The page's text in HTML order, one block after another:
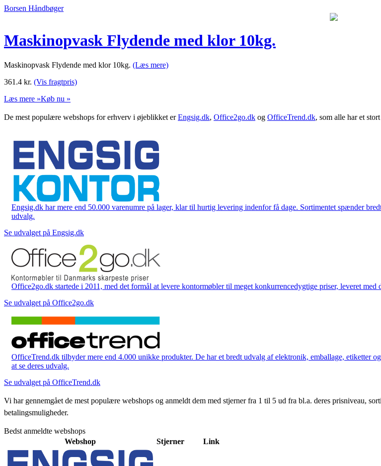
Borsen Håndbøger
Maskinopvask Flydende med klor 10kg.
Maskinopvask Flydende med klor 10kg. (Læs mere)
361.4 kr. (Vis fragtpris)
Læs mere »Køb nu »
De mest populære webshops for erhverv i øjeblikket erEngsig.dk, Office2go.dk og OfficeTrend.dk, som alle har et
Engsig.dk har mere end 50.000 varenumre på lager, klar til hurtig levering indenfor få dage. Sortimentet spænder
udvalg.
Se udvalget på Engsig.dk
Office2go.dk startede i 2011, med det formål at levere kontormøbler til meget konkurrencedygtige priser, leveret
Se udvalget på Office2go.dk
OfficeTrend.dk tilbyder mere end 4.000 unikke produkter. De har et bredt udvalg af elektronik, emballage, etiketter
at se deres udvalg.
Se udvalget på OfficeTrend.dk
Vi har gennemgået de mest populære webshops og anmeldt dem med stjerner fra 1 til 5 ud fra bl.a. deres prisniveau,
betalingsmuligheder.
Bedst anmeldte webshops
Webshop
Stjerner Link